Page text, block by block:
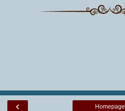
‹ Homepage